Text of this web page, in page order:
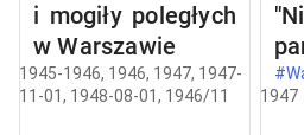
i mogiły poległych
w Warszawie
1945-1946, 1946, 1947, 1947-
11-01, 1948-08-01, 1946/11
1947